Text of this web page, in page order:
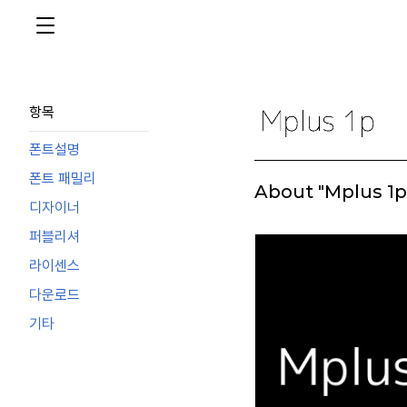
항목
폰트설명
폰트 패밀리
디자이너
퍼블리셔
라이센스
다운로드
기타
About "Mplus